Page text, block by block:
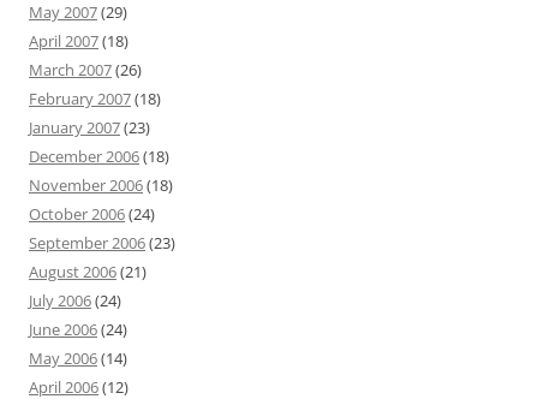
May 2007(29)
April 2007(18)
March 2007(26)
February 2007(18)
January 2007(23)
December 2006(18)
November 2006(18)
October 2006(24)
September 2006(23)
August 2006(21)
July 2006(24)
June 2006(24)
May 2006(14)
April 2006(12)